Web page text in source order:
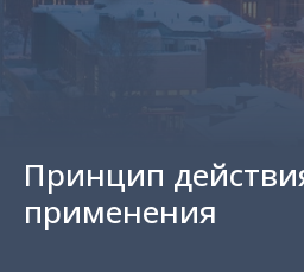
Принцип
применения